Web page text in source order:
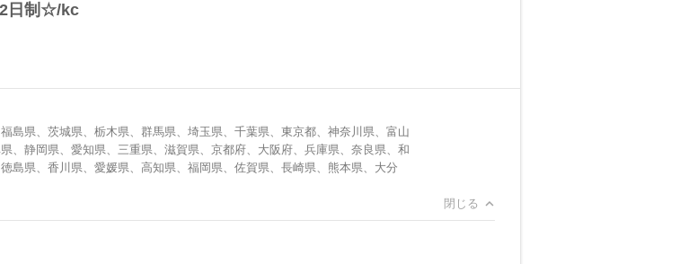
2日制☆/kc
島県、茨城県、栃木県、群馬県、埼玉県、千葉県、東京都、神奈川県、富山
、静岡県、愛知県、三重県、滋賀県、京都府、大阪府、兵庫県、奈良県、和
島県、香川県、愛媛県、高知県、福岡県、佐賀県、長崎県、熊本県、大分
閉じる